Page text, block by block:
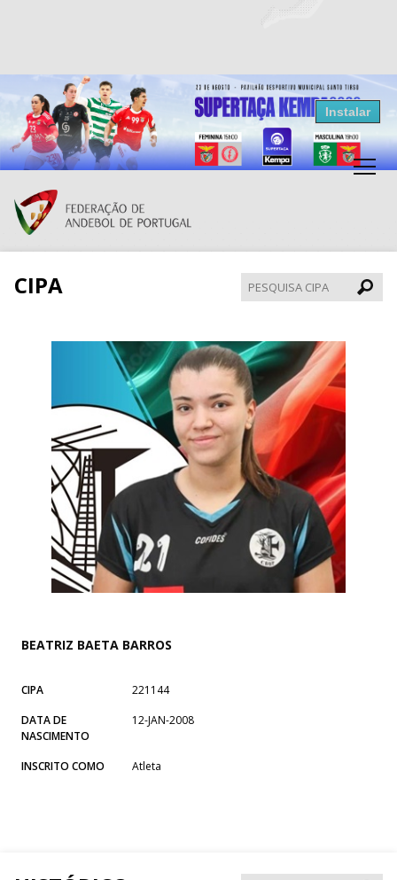
Resultados Andebol
Federação de Andebol de Portugal
Grátis - Disponivel na Play Store
Instalar
CIPA
CIPA
BEATRIZ BAETA BARROS
CIPA
221144
DATA DE
NASCIMENTO
12-JAN-2008
INSCRITO COMO Atleta